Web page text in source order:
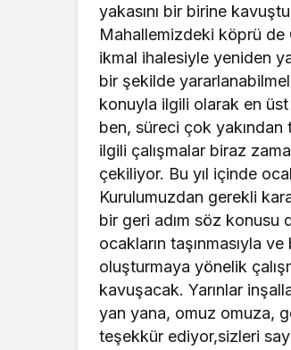
yakasını bir birine
Mahallemizdeki köprü de
ikmal ihalesiyle yeniden
bir şekilde
konuyla ilgili olarak en üst
ben, süreci çok
ilgili çalışmalar biraz
çekiliyor. Bu yıl içinde
Kurulumuzdan gerekli
bir geri adım söz konusu
ocakların taşınmasıyla
oluşturmaya yönelik
kavuşacak. Yarınlar
yan yana, omuz omuza,
teşekkür ediyor,sizleri